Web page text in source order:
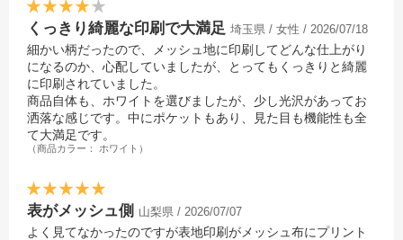
くっきり綺麗な印刷で大満足 埼玉県 / 女性 / 2026/07/18
細かい柄だったので、メッシュ地に印刷してどんな仕上がり
になるのか、心配していましたが、とってもくっきりと綺麗
に印刷されていました。
商品自体も、ホワイトを選びましたが、少し光沢があってお
洒落な感じです。中にポケットもあり、見た目も機能性も全
て大満足です。
（商品カラー： ホワイト）
表がメッシュ側 山梨県 / 2026/07/07
よく見てなかったのですが表地印刷がメッシュ布にプリント